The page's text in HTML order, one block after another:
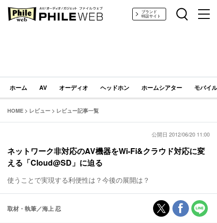
PHILE WEB｜AV/オーディオ/ガジェットブランド
特設サイト
ホーム AV オーディオ ヘッドホン ホームシアター モバイ
HOME > レビュー > レビュー記事一覧
公開日 2012/06/20 11:00
ネットワーク非対応のAV機器をWi-Fi&クラウド対応に変
える「Cloud@SD」に迫る
使うことで実現する利便性は？今後の展開は？
取材・執筆／海上 忍